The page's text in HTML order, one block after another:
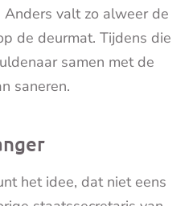
Anders valt zo alweer de
de deurmat. Tijdens die
samen met de
saneren.
het idee, dat niet eens